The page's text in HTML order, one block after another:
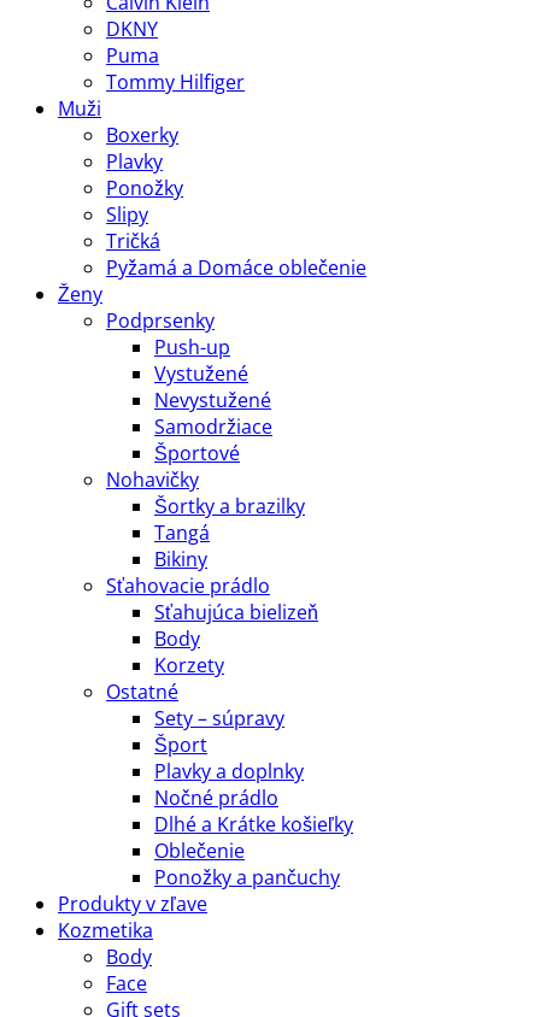
DKNY
Puma
Tommy Hilfiger
Muži
Boxerky
Plavky
Ponožky
Slipy
Tričká
Pyžamá a Domáce oblečenie
Ženy
Podprsenky
Push-up
Vystužené
Nevystužené
Samodržiace
Športové
Nohavičky
Šortky a brazilky
Tangá
Bikiny
Sťahovacie prádlo
Sťahujúca bielizeň
Body
Korzety
Ostatné
Sety – súpravy
Šport
Plavky a doplnky
Nočné prádlo
Dlhé a Krátke košieľky
Oblečenie
Ponožky a pančuchy
Produkty v zľave
Kozmetika
Body
Face
Gift sets